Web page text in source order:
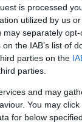
is processed
utilized by us
may separately
the IAB’s list of
parties on the
parties.
and may
You may
for below